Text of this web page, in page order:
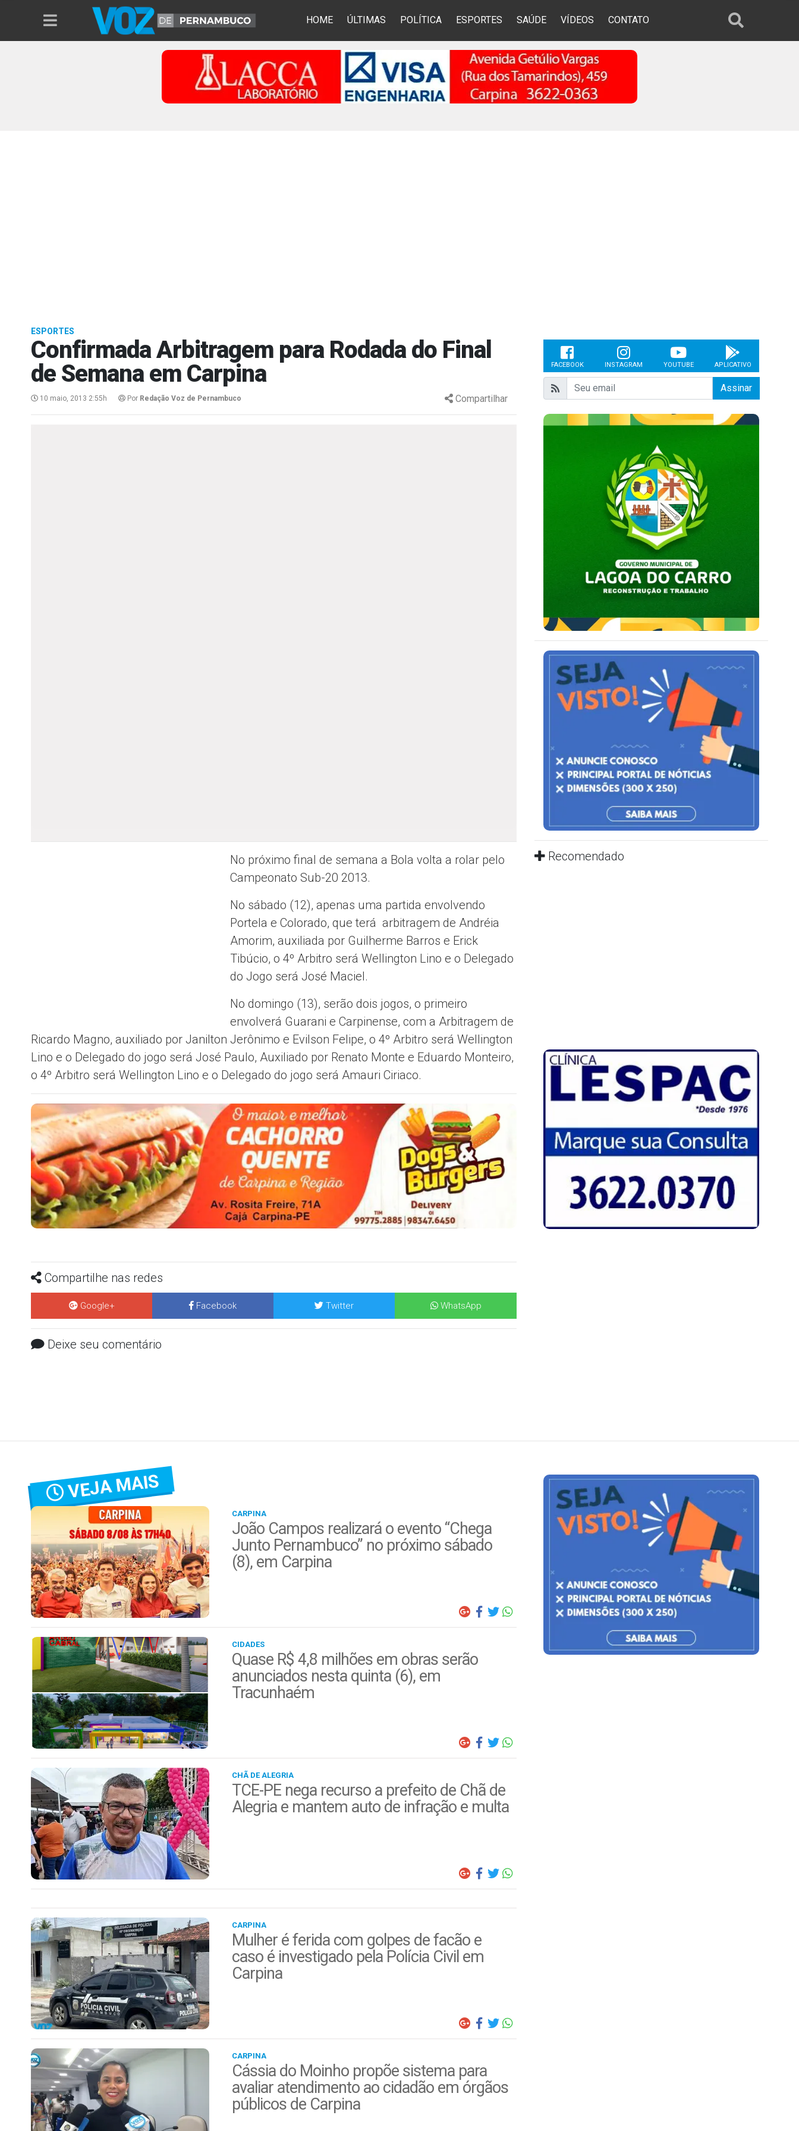
HOME ÚLTIMAS POLÍTICA ESPORTES SAÚDE VÍDEOS CONTATO
ESPORTES
Confirmada Arbitragem para Rodada do Final
de Semana em Carpina
10 maio, 2013 2:55h Por Redação Voz de Pernambuco Compartilhar
No próximo final de semana a Bola volta a rolar pelo
Campeonato Sub-20 2013.
No sábado (12), apenas uma partida envolvendo
Portela e Colorado, que terá arbitragem de Andréia
Amorim, auxiliada por Guilherme Barros e Erick
Tibúcio, o 4º Arbitro será Wellington Lino e o Delegado
do Jogo será José Maciel.
No domingo (13), serão dois jogos, o primeiro
envolverá Guarani e Carpinense, com a Arbitragem de
Ricardo Magno, auxiliado por Janilton Jerônimo e Evilson Felipe, o 4º Arbitro será Wellington
Lino e o Delegado do jogo será José Paulo, Auxiliado por Renato Monte e Eduardo Monteiro,
o 4º Arbitro será Wellington Lino e o Delegado do jogo será Amauri Ciriaco.
Compartilhe nas redes
Google+ Facebook Twitter WhatsApp
Deixe seu comentário
FACEBOOK INSTAGRAM YOUTUBE APLICATIVO
Assinar
Recomendado
VEJA MAIS
CARPINA
João Campos realizará o evento “Chega
Junto Pernambuco” no próximo sábado
(8), em Carpina
CIDADES
Quase R$ 4,8 milhões em obras serão
anunciados nesta quinta (6), em
Tracunhaém
CHÃ DE ALEGRIA
TCE-PE nega recurso a prefeito de Chã de
Alegria e mantem auto de infração e multa
CARPINA
Mulher é ferida com golpes de facão e
caso é investigado pela Polícia Civil em
Carpina
CARPINA
Cássia do Moinho propõe sistema para
avaliar atendimento ao cidadão em órgãos
públicos de Carpina